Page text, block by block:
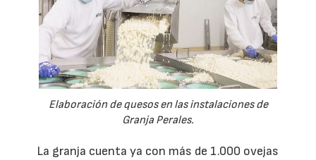
Elaboración de quesos en las instalaciones de
Granja Perales.
La granja cuenta ya con más de 1.000 ovejas